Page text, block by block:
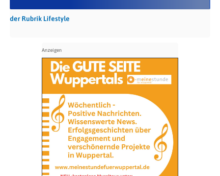
der Rubrik Lifestyle